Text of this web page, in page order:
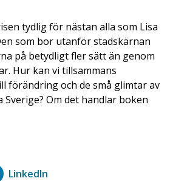
tydlig för nästan alla som Lisa
som bor utanför stadskärnan
på betydligt fler sätt än genom
Hur kan vi tillsammans
förändring och de små glimtar av
Om det handlar boken
LinkedIn